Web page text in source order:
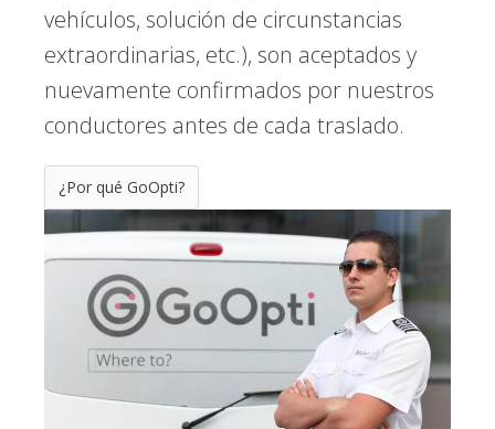
vehículos, solución de circunstancias
extraordinarias, etc.), son aceptados y
nuevamente confirmados por nuestros
conductores antes de cada traslado.
¿Por qué GoOpti?